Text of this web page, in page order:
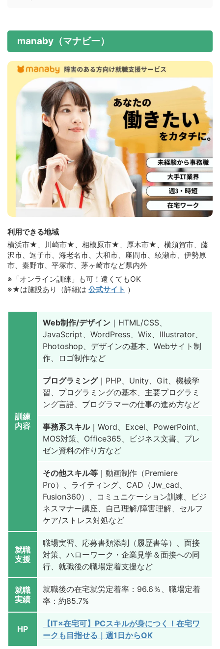
manaby（マナビー）
利用できる地域
横浜市★、川崎市★、相模原市★、厚木市★、横須賀市、藤
沢市、逗子市、海老名市、大和市、座間市、綾瀬市、伊勢原
市、秦野市、平塚市、茅ヶ崎市など県内外
※「オンライン訓練」も可！遠くてもOK
※★は施設あり（詳細は 公式サイト ）
訓練
内容
Web制作/デザイン ｜HTML/CSS、
JavaScript、WordPress、Wix、Illustrator、
Photoshop、デザインの基本、Webサイト制
作、ロゴ制作など
プログラミング｜PHP、Unity、Git、機械学
習、プログラミングの基本、主要プログラミ
ング言語、プログラマーの仕事の進め方など
事務系スキル｜Word、Excel、PowerPoint、
MOS対策、Office365、ビジネス文書、プレ
ゼン資料の作り方など
その他スキル等 ｜動画制作（Premiere
Pro）、ライティング、CAD（Jw_cad、
Fusion360）、コミュニケーション訓練、ビジ
ネスマナー講座、自己理解/障害理解、セルフ
ケア/ストレス対処など
就職
支援
職場実習、応募書類添削（履歴書等）、面接
対策、ハローワーク・企業見学＆面接への同
行、就職後の職場定着支援など
就職
実績
就職後の在宅就労定着率：96.6％、職場定着
率：約85.7%
HP
【IT×在宅可】PCスキルが身につく！在宅ワ
ークも目指せる｜週1日からOK